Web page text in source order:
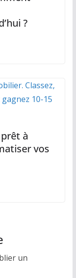
?
à
vos
un